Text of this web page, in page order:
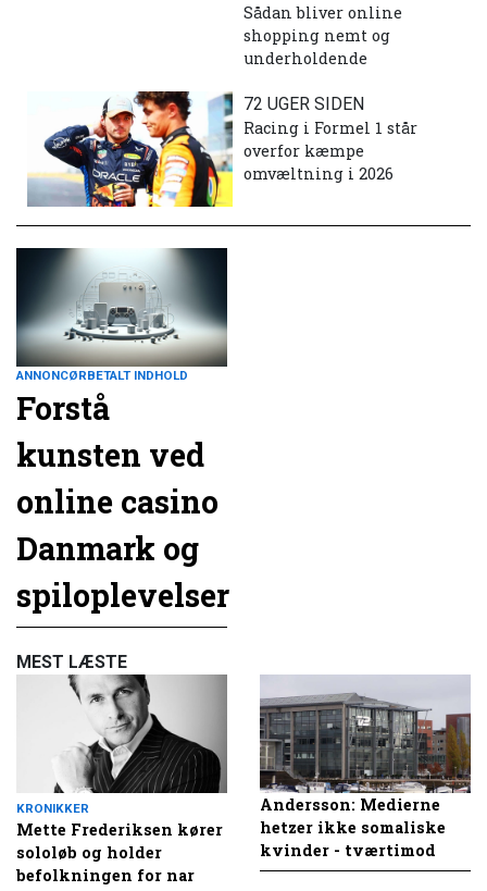
Sådan bliver online
shopping nemt og
underholdende
72 UGER SIDEN
Racing i Formel 1 står
overfor kæmpe
omvæltning i 2026
ANNONCØRBETALT INDHOLD
Forstå
kunsten ved
online casino
Danmark og
spiloplevelser
MEST LÆSTE
KRONIKKER
Mette Frederiksen kører
sololøb og holder
befolkningen for nar
Andersson: Medierne
hetzer ikke somaliske
kvinder - tværtimod